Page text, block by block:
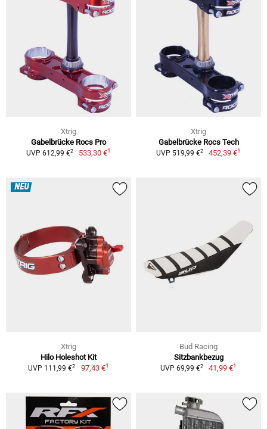
Xtrig
Gabelbrücke Rocs Pro
UVP 612,99 €2 533,30 €1
Xtrig
Gabelbrücke Rocs Tech
UVP 519,99 €2 452,39 €1
NEU
Xtrig
Hilo Holeshot Kit
UVP 111,99 €2 97,43 €1
Bud Racing
Sitzbankbezug
UVP 69,99 €2 41,99 €1